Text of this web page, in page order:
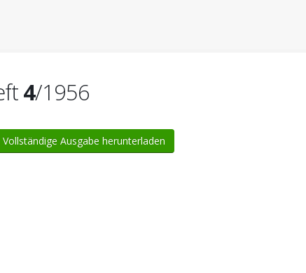
4/1956
Vollständige Ausgabe herunterladen